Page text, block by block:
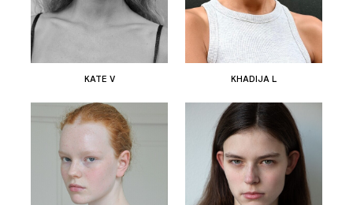
KATE V KHADIJA L